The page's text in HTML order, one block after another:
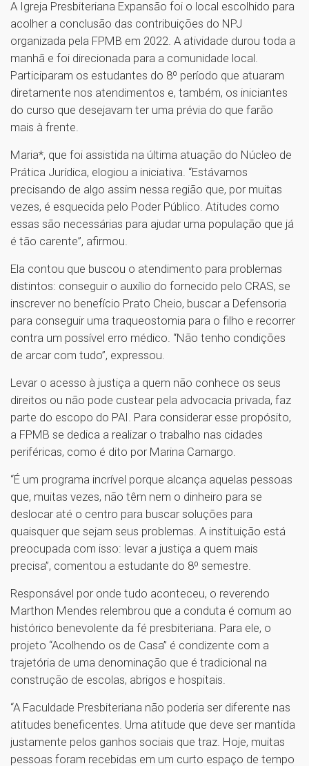
A Igreja Presbiteriana Expansão foi o local escolhido para
acolher a conclusão das contribuições do NPJ
organizada pela FPMB em 2022. A atividade durou toda a
manhã e foi direcionada para a comunidade local.
Participaram os estudantes do 8º período que atuaram
diretamente nos atendimentos e, também, os iniciantes
do curso que desejavam ter uma prévia do que farão
mais à frente.
Maria*, que foi assistida na última atuação do Núcleo de
Prática Jurídica, elogiou a iniciativa. “Estávamos
precisando de algo assim nessa região que, por muitas
vezes, é esquecida pelo Poder Público. Atitudes como
essas são necessárias para ajudar uma população que já
é tão carente”, afirmou.
Ela contou que buscou o atendimento para problemas
distintos: conseguir o auxílio do fornecido pelo CRAS, se
inscrever no benefício Prato Cheio, buscar a Defensoria
para conseguir uma traqueostomia para o filho e recorrer
contra um possível erro médico. “Não tenho condições
de arcar com tudo”, expressou.
Levar o acesso à justiça a quem não conhece os seus
direitos ou não pode custear pela advocacia privada, faz
parte do escopo do PAI. Para considerar esse propósito,
a FPMB se dedica a realizar o trabalho nas cidades
periféricas, como é dito por Marina Camargo.
“É um programa incrível porque alcança aquelas pessoas
que, muitas vezes, não têm nem o dinheiro para se
deslocar até o centro para buscar soluções para
quaisquer que sejam seus problemas. A instituição está
preocupada com isso: levar a justiça a quem mais
precisa”, comentou a estudante do 8º semestre.
Responsável por onde tudo aconteceu, o reverendo
Marthon Mendes relembrou que a conduta é comum ao
histórico benevolente da fé presbiteriana. Para ele, o
projeto “Acolhendo os de Casa” é condizente com a
trajetória de uma denominação que é tradicional na
construção de escolas, abrigos e hospitais.
“A Faculdade Presbiteriana não poderia ser diferente nas
atitudes beneficentes. Uma atitude que deve ser mantida
justamente pelos ganhos sociais que traz. Hoje, muitas
pessoas foram recebidas em um curto espaço de tempo